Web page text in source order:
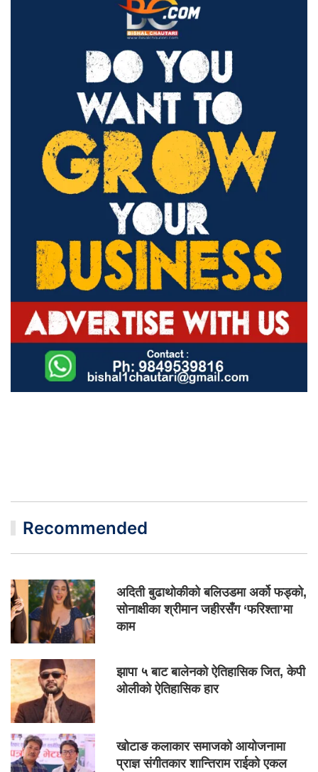
Recommended
अदिती बुढाथोकीको बलिउडमा अर्को फड्को,
सोनाक्षीका श्रीमान जहीरसँग ‘फरिश्ता’मा
काम
झापा ५ बाट बालेनको ऐतिहासिक जित, केपी
ओलीको ऐतिहासिक हार
खोटाङ कलाकार समाजको आयोजनामा
प्राज्ञ संगीतकार शान्तिराम राईको एकल